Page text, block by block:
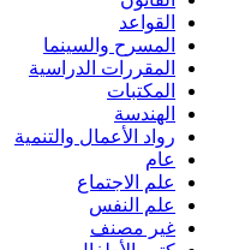
القواعد
المسرح والسينما
المقررات الدراسية
المكتبات
الهندسة
رواد الأعمال والتنمية
عام
علم الاجتماع
علم النفس
غير مصنف